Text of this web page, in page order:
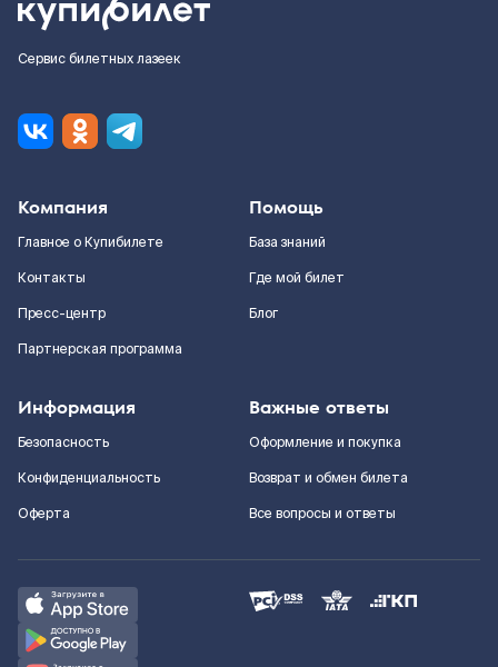
Сервис билетных лазеек
Компания
Главное о Купибилете
Контакты
Пресс-центр
Партнерская программа
Помощь
База знаний
Где мой билет
Блог
Информация
Безопасность
Конфиденциальность
Оферта
Важные ответы
Оформление и покупка
Возврат и обмен билета
Все вопросы и ответы